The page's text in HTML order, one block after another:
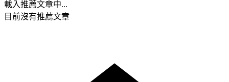
載入推薦文章中...
目前沒有推薦文章